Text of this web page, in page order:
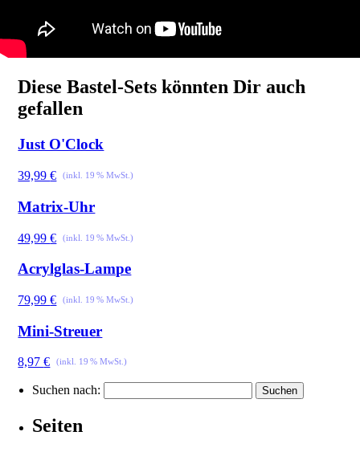
Diese Bastel-Sets könnten Dir auch
gefallen
Just O'Clock
39,99€
Matrix-Uhr
49,99€
Acrylglas-Lampe
79,99€
Mini-Streuer
8,97€
Suchen nach:
Seiten